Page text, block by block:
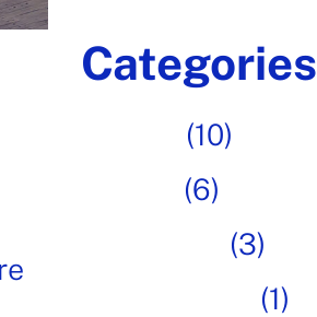
Categories
(10)
(6)
(3)
(1)